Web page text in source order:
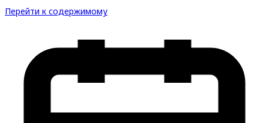
Перейти к содержимому